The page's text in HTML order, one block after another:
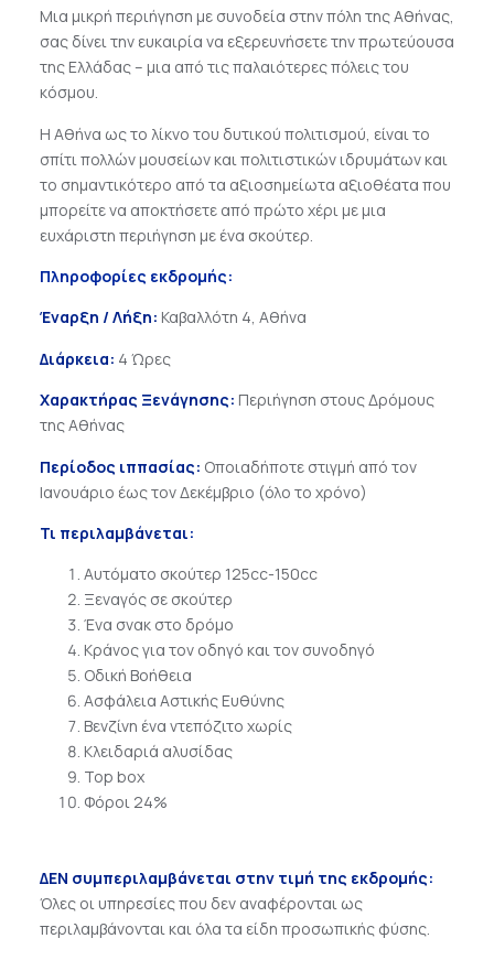
Μια μικρή περιήγηση με συνοδεία στην πόλη της Αθήνας,
σας δίνει την ευκαιρία να εξερευνήσετε την πρωτεύουσα
της Ελλάδας – μια από τις παλαιότερες πόλεις του
κόσμου.
Η Αθήνα ως το λίκνο του δυτικού πολιτισμού, είναι το
σπίτι πολλών μουσείων και πολιτιστικών ιδρυμάτων και
το σημαντικότερο από τα αξιοσημείωτα αξιοθέατα που
μπορείτε να αποκτήσετε από πρώτο χέρι με μια
ευχάριστη περιήγηση με ένα σκούτερ.
Πληροφορίες εκδρομής:
Έναρξη / Λήξη: Καβαλλότη 4, Αθήνα
Διάρκεια: 4 Ώρες
Χαρακτήρας Ξενάγησης: Περιήγηση στους Δρόμους
της Αθήνας
Περίοδος ιππασίας: Οποιαδήποτε στιγμή από τον
Ιανουάριο έως τον Δεκέμβριο (όλο το χρόνο)
Τι περιλαμβάνεται:
Αυτόματο σκούτερ 125cc-150cc
Ξεναγός σε σκούτερ
Ένα σνακ στο δρόμο
Κράνος για τον οδηγό και τον συνοδηγό
Οδική Βοήθεια
Ασφάλεια Αστικής Ευθύνης
Βενζίνη ένα ντεπόζιτο χωρίς
Κλειδαριά αλυσίδας
Top box
Φόροι 24%
ΔΕΝ συμπεριλαμβάνεται στην τιμή της εκδρομής:
Όλες οι υπηρεσίες που δεν αναφέρονται ως
περιλαμβάνονται και όλα τα είδη προσωπικής φύσης.